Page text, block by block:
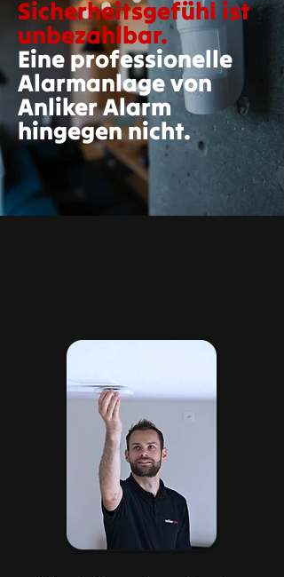
Sicherheitsgefühl ist
unbezahlbar.
Eine professionelle
Alarmanlage von
Anliker Alarm
hingegen nicht.